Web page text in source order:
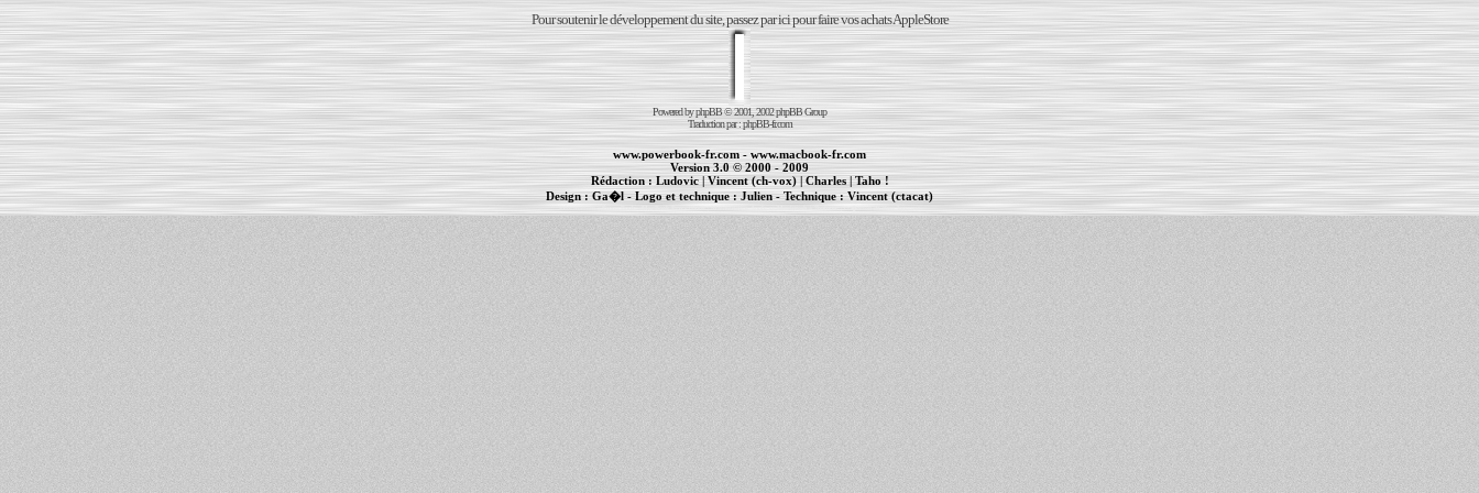
Pour soutenir le développement du site, passez par ici pour faire vos achats AppleStore
Powered byphpBB© 2001, 2002 phpBB Group
Traduction par :phpBB-fr.com
www.powerbook-fr.com - www.macbook-fr.com
Version 3.0 © 2000 - 2009
Rédaction : Ludovic|Vincent (ch-vox)| Charles|Taho !
Design :Ga�l - Logo et technique : Julien - Technique :Vincent (ctacat)
| | cr�ation de sites Internet